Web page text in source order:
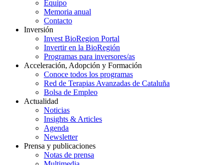
Equipo
Memoria anual
Contacto
Inversión
Invest BioRegion Portal
Invertir en la BioRegión
Programas para inversores/as
Acceleración, Adopción y Formación
Conoce todos los programas
Red de Terapias Avanzadas de Cataluña
Bolsa de Empleo
Actualidad
Noticias
Insights & Articles
Agenda
Newsletter
Prensa y publicaciones
Notas de prensa